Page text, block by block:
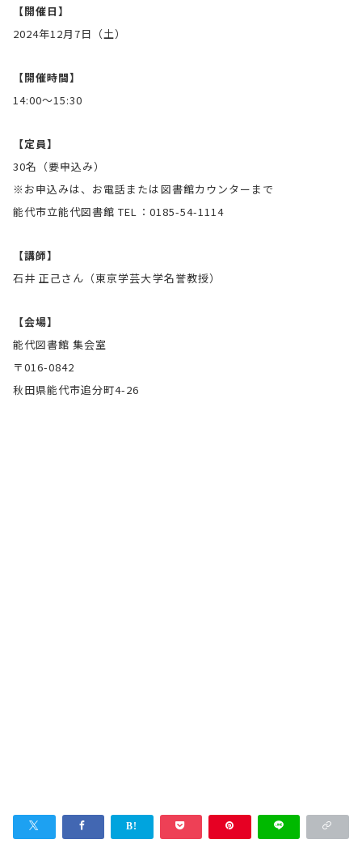
【開催日】
2024年12月7日（土）
【開催時間】
14:00〜15:30
【定員】
30名（要申込み）
※お申込みは、お電話または図書館カウンターまで
能代市立能代図書館 TEL：0185-54-1114
【講師】
石井 正己さん（東京学芸大学名誉教授）
【会場】
能代図書館 集会室
〒016-0842
秋田県能代市追分町4-26